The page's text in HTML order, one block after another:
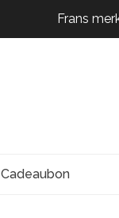
Frans
Frans
Cadeaubon